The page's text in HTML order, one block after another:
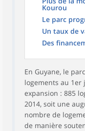
Kourou
Le parc
Un taux de
Des
En Guyane, le
logements au 1er
expansion : 885
2014, soit une
nombre de
de manière